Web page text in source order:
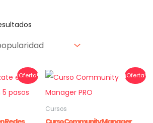
¡Oferta!
El
precio
original
era:
$17.000 Pesos Argentinos.
El
precio
actual
es:
$9.999 Pesos Argentinos.
¡Oferta!
Cursos
El
El